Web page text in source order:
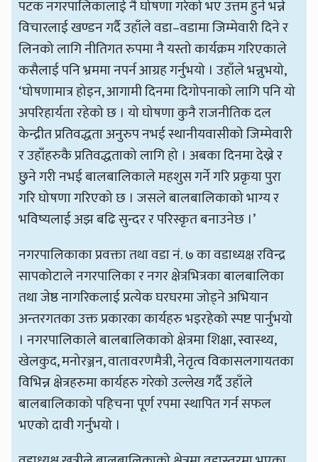
पटक नगरपालिकालाई नै घोषणा गरेको भए उत्तम हुने भन्ने
विचारलाई खण्डन गर्दै उहाँले वडा–वडामा जिम्मेवारी दिने र
लिनको लागि नीतिगत रुपमा नै यस्तो कार्यक्रम गरिएकाले
कसैलाई पनि भ्रममा नपर्न आग्रह गर्नुभयो । उहाँले भन्नुभयो,
‘घोषणामात्र होइन, आगामी दिनमा दिगोपनाको लागि पनि यो
अपरिहार्यता रहेको छ । यो घोषणा कुनै राजनीतिक दल
केन्द्रीत प्रतिवद्धता अनुरुप नभई स्थानीयवासीको जिम्मेवारी
र उहाँहरुकै प्रतिवद्धताको लागि हो । अबका दिनमा देख्ने र
छुने गरी नभई बालबालिकाले महशुस गर्ने गरि प्रकृया पुरा
गरि घोषणा गरिएको छ । जसले बालबालिकाको भाग्य र
भविष्यलाई अझ बढि सुन्दर र परिस्कृत बनाउनेछ ।’
नगरपालिकाका प्रवक्ता तथा वडा नं. ७ का वडाध्यक्ष रविन्द्र
सापकोटाले नगरपालिका र नगर क्षेत्रभित्रका बालबालिका
तथा जेष्ठ नागरिकलाई प्रत्येक घरघरमा जोड्ने अभियान
अन्तरगतका उक्त प्रकारका कार्यहरु भइरहेको स्पष्ट पार्नुभयो
। नगरपालिकाले बालबालिकाको क्षेत्रमा शिक्षा, स्वास्थ्य,
खेलकुद, मनोरञ्जन, वातावरणमैत्री, नेतृत्व विकासलगायतका
विभिन्न क्षेत्रहरुमा कार्यहरु गरेको उल्लेख गर्दै उहाँले
बालबालिकाको पहिचना पूर्ण रपमा स्थापित गर्न सफल
भएको दावी गर्नुभयो ।